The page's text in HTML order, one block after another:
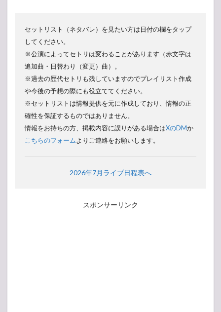
セットリスト（ネタバレ）を見たい方は日付の欄をタップ
してください。
※公演によってセトリは変わることがあります（赤文字は
追加曲・日替わり（変更）曲）。
※過去の歴代セトリも残していますのでプレイリスト作成
や今後の予想の際にも役立ててください。
※セットリストは情報提供を元に作成しており、情報の正
確性を保証するものではありません。
情報をお持ちの方、掲載内容に誤りがある場合はXのDMか
こちらのフォームよりご連絡をお願いします。
2026年7月ライブ日程表へ
スポンサーリンク